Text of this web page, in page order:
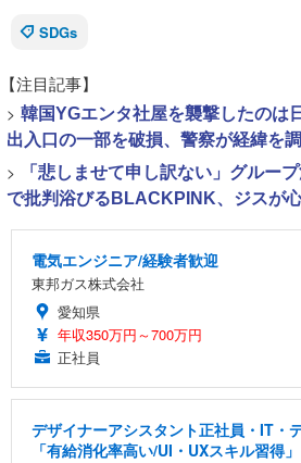
SDGs
【注目記事】
> 韓国YGエンタ社屋を襲撃したのは
出入口の一部を破損、警察が経緯を
>
「悲しませて申し訳ない」グルー
で批判浴びるBLACKPINK、ジスが心
電気エンジニア/経験者歓迎
東邦ガス株式会社
愛知県
年収350万円～700万円
正社員
デザイナーアシスタント正社員・IT・
「有給消化率高い/UI・UXスキル習得」